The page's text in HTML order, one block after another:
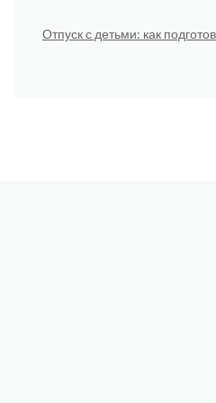
Отпуск с детьми: как